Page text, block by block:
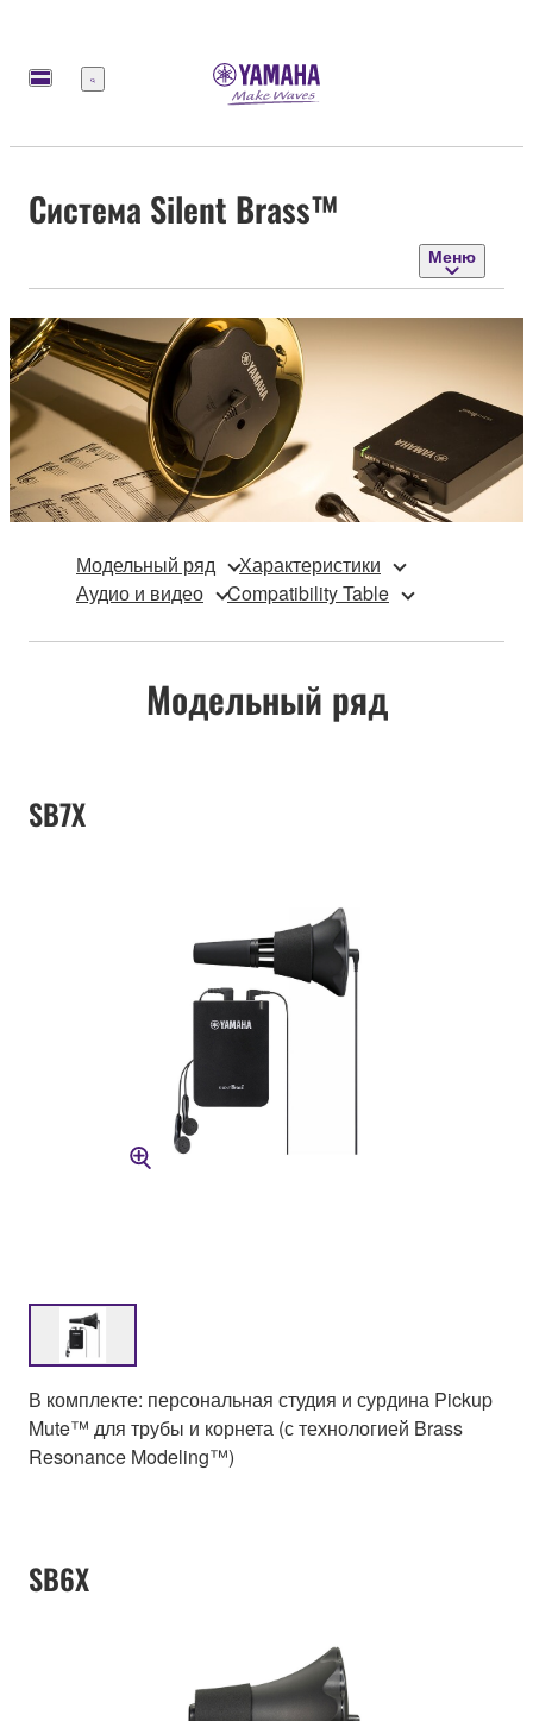
Меню
Система Silent Brass™
Меню
Модельный ряд
Характеристики
Аудио и видео
Compatibility Table
Модельный ряд
SB7X
В комплекте: персональная студия и сурдина Pickup
Mute™ для трубы и корнета (с технологией Brass
Resonance Modeling™)
SB6X